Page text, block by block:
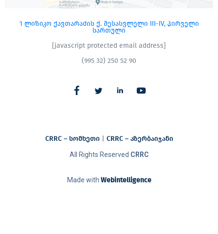
1 ლიზიკო ქავთარაძის ქ. შესასვლელი III-IV, პირველი
სართული
[javascript protected email address]
(995 32) 250 52 90
Made with Webintelligence
All Rights Reserved CRRC
CRRC – სომხეთი| CRRC – აზერბაიჯანი​